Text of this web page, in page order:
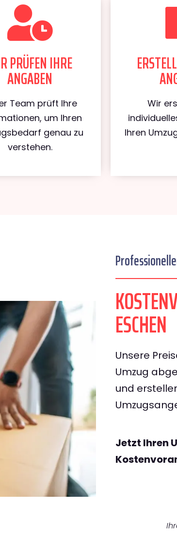
PRÜFEN IHRE
ANGABEN
Team prüft Ihre
um Ihren
genau zu
verstehen.
Wir
Ihren
ESCHEN
Unsere
Umzug
und
Jetzt Ihren